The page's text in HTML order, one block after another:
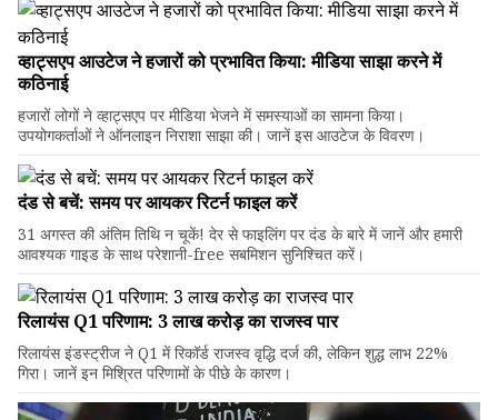
व्हाट्सएप आउटेज ने हजारों को प्रभावित किया: मीडिया साझा करने में
कठिनाई
हजारों लोगों ने व्हाट्सएप पर मीडिया भेजने में समस्याओं का सामना किया।
उपयोगकर्ताओं ने ऑनलाइन निराशा साझा की। जानें इस आउटेज के विवरण।
दंड से बचें: समय पर आयकर रिटर्न फाइल करें
31 अगस्त की अंतिम तिथि न चूकें! देर से फाइलिंग पर दंड के बारे में जानें और हमारी
आवश्यक गाइड के साथ परेशानी-free सबमिशन सुनिश्चित करें।
रिलायंस Q1 परिणाम: ₹3 लाख करोड़ का राजस्व पार
रिलायंस इंडस्ट्रीज ने Q1 में रिकॉर्ड राजस्व वृद्धि दर्ज की, लेकिन शुद्ध लाभ 22%
गिरा। जानें इन मिश्रित परिणामों के पीछे के कारण।